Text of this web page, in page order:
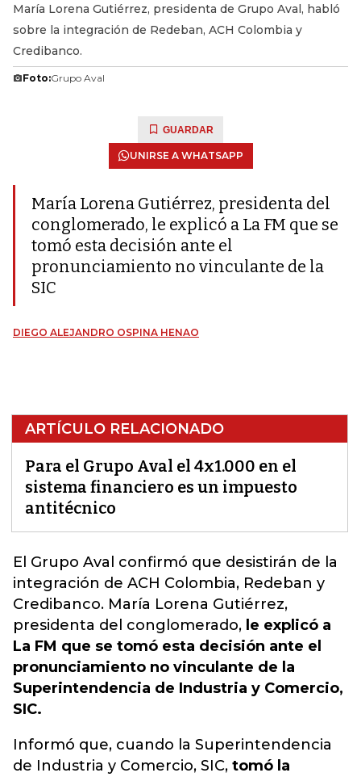
María Lorena Gutiérrez, presidenta de Grupo Aval, habló
sobre la integración de Redeban, ACH Colombia y
Credibanco.
Foto:Grupo Aval
GUARDAR
UNIRSE A WHATSAPP
María Lorena Gutiérrez, presidenta del
conglomerado, le explicó a La FM que se
tomó esta decisión ante el
pronunciamiento no vinculante de la
SIC
DIEGO ALEJANDRO OSPINA HENAO
ARTÍCULO RELACIONADO
Para el Grupo Aval el 4x1.000 en el
sistema financiero es un impuesto
antitécnico
El Grupo Aval confirmó que desistirán de la
integración de ACH Colombia, Redeban y
Credibanco. María Lorena Gutiérrez,
presidenta del conglomerado, le explicó a
La FM que se tomó esta decisión ante el
pronunciamiento no vinculante de la
Superintendencia de Industria y Comercio,
SIC.
Informó que, cuando la Superintendencia
de Industria y Comercio, SIC, tomó la